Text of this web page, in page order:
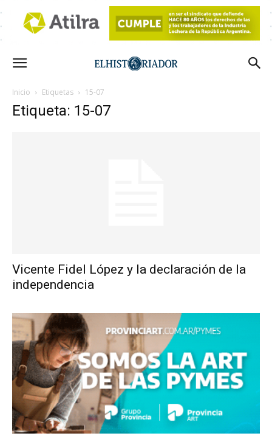
Inicio Etiquetas 15-07
Etiqueta: 15-07
Vicente Fidel López y la declaración de la
independencia